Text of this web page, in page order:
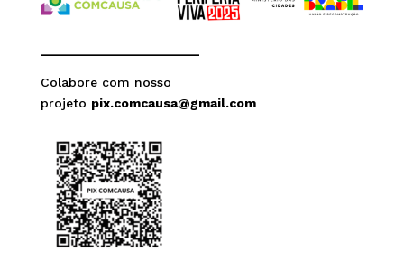
Colabore com nosso
projeto pix.comcausa@gmail.com